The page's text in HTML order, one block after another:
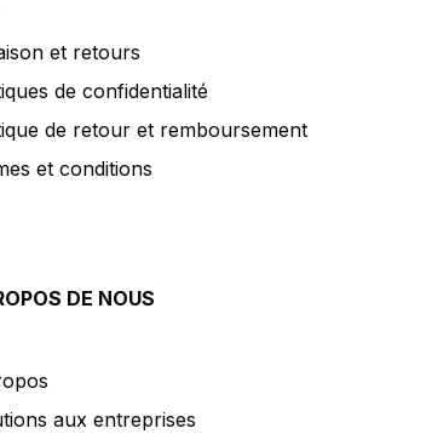
et retours
de confidentialité
de retour et remboursement
et conditions
DE NOUS
aux entreprises